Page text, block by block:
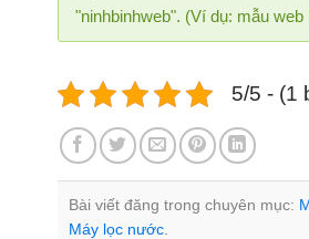
"ninhbinhweb". (Ví dụ: mẫu
5/5 - (1
Bài viết đăng trong chuyên mục:
Máy lọc nước